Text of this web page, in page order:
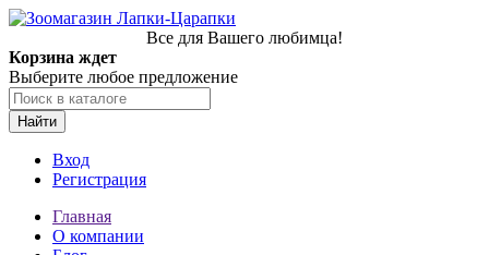
Все для Вашего любимца!
Корзина ждет
Выберите любое предложение
Найти
Вход
Регистрация
Главная
О компании